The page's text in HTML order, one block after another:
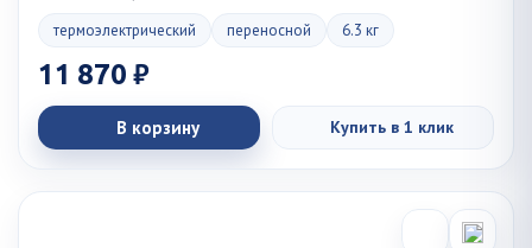
термоэлектрический переносной 6.3 кг
11 870 ₽
В корзину Купить в 1 клик